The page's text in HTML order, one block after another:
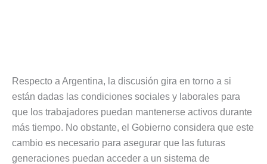
Respecto a Argentina, la discusión gira en torno a si
están dadas las condiciones sociales y laborales para
que los trabajadores puedan mantenerse activos durante
más tiempo. No obstante, el Gobierno considera que este
cambio es necesario para asegurar que las futuras
generaciones puedan acceder a un sistema de